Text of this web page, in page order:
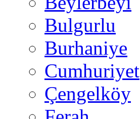
Bulgurlu
Burhaniye
Cumhuriyet
Çengelköy